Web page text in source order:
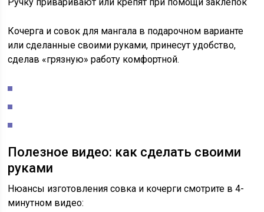
Кочерга и совок для мангала в подарочном варианте
или сделанные своими руками, принесут удобство,
сделав «грязную» работу комфортной.
Полезное видео: как сделать своими
руками
Нюансы изготовления совка и кочерги смотрите в 4-
минутном видео: